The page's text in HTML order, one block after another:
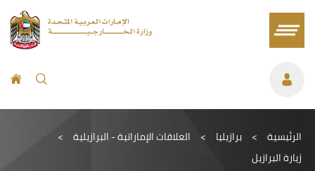
الرئيسية > برازيليا > العلاقات الإماراتية - البرازيلية >
زيارة البرازيل